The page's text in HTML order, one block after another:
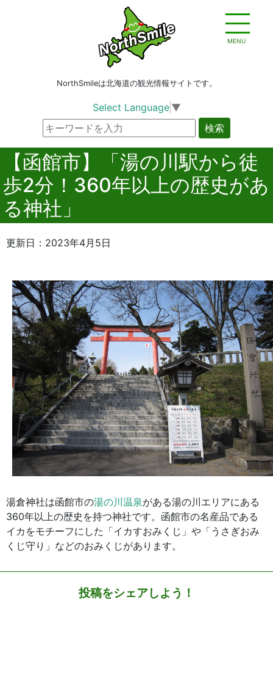
MENU
NorthSmileは北海道の観光情報サイトです。
Select Language ▼
検索
【函館市】「湯の川駅から徒
歩2分！360年以上の歴史があ
る神社」
更新日：2023年4月5日
湯倉神社は函館市の湯の川温泉がある湯の川エリアにある
360年以上の歴史を持つ神社です。函館市の名産品である
イカをモチーフにした「イカすおみくじ」や「うさぎおみ
くじ守り」などのおみくじがあります。
投稿をシェアしよう！